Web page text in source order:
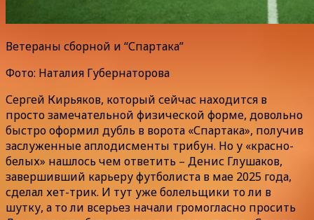
Ветераны сборной и “Спартака”
Фото: Наталия Губернаторова
Сергей Кирьяков, который сейчас находится в
просто замечательной физической форме, довольно
быстро оформил дубль в ворота «Спартака», получив
заслуженные аплодисменты трибун. Но у «красно-
белых» нашлось чем ответить – Денис Глушаков,
завершивший карьеру футболиста в мае 2025 года,
сделал хет-трик. И тут уже болельщики то ли в
шутку, а то ли всерьез начали громогласно просить